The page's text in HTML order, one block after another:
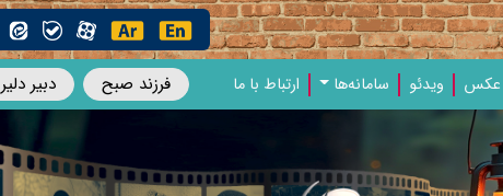
فرزند صبح دبیر دلیر عکس ویدئو سامانه‌ها ارتباط با ما